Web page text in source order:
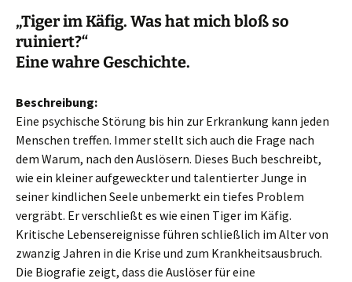
„Tiger im Käfig. Was hat mich bloß so
ruiniert?“
Eine wahre Geschichte.
Beschreibung:
Eine psychische Störung bis hin zur Erkrankung kann jeden
Menschen treffen. Immer stellt sich auch die Frage nach
dem Warum, nach den Auslösern. Dieses Buch beschreibt,
wie ein kleiner aufgeweckter und talentierter Junge in
seiner kindlichen Seele unbemerkt ein tiefes Problem
vergräbt. Er verschließt es wie einen Tiger im Käfig.
Kritische Lebensereignisse führen schließlich im Alter von
zwanzig Jahren in die Krise und zum Krankheitsausbruch.
Die Biografie zeigt, dass die Auslöser für eine